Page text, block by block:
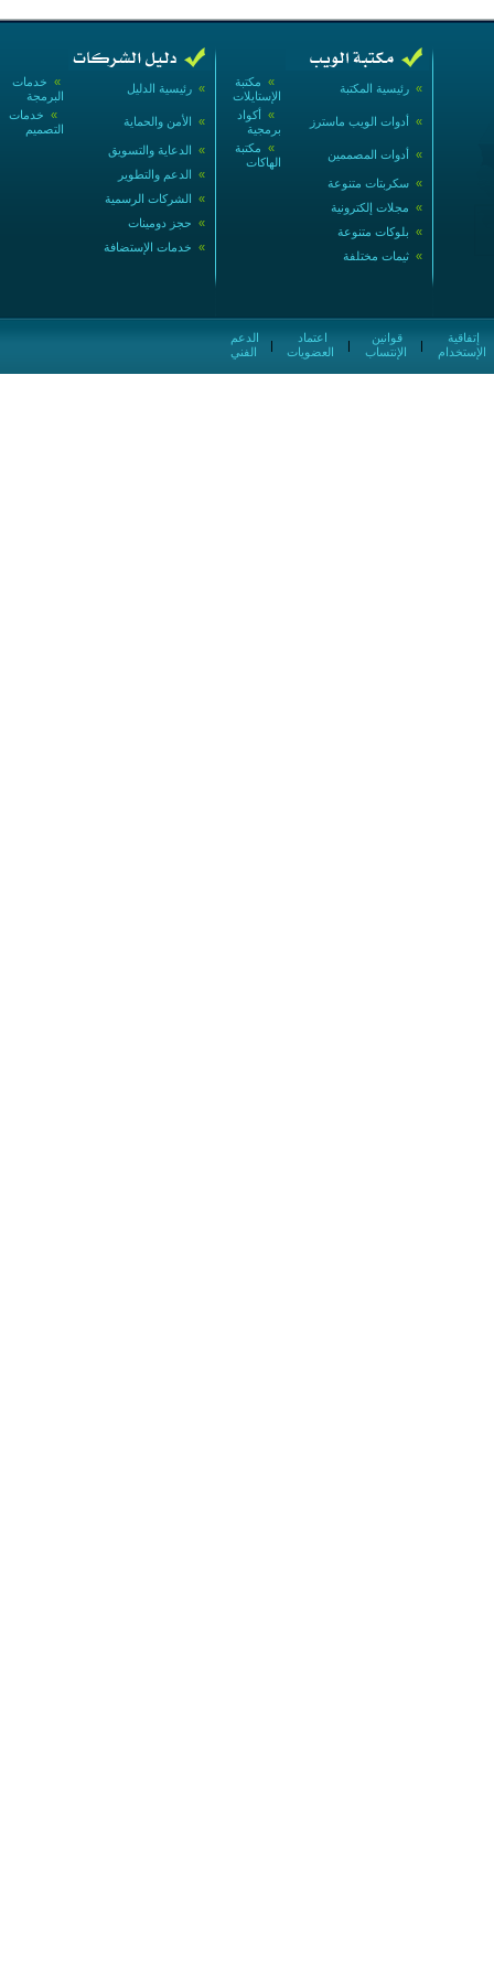
» خدمات
البرمجة
» رئيسية الدليل
» خدمات
التصميم
» الأمن والحماية
» الدعاية والتسويق
» الدعم والتطوير
» الشركات الرسمية
» حجز دومينات
» خدمات الإستضافة
» مكتبة
الإستايلات
» رئيسية المكتبة
» أكواد
برمجية
» أدوات الويب ماسترز
» مكتبة
الهاكات
» أدوات المصممين
» سكربتات متنوعة
» مجلات إلكترونية
» بلوكات متنوعة
» ثيمات مختلفة
الفني
|
العضويات
|
الإنتساب
|
الإستخدام